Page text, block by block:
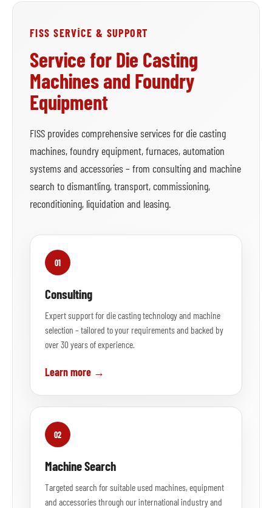
FISS SERVICE & SUPPORT
Service for Die Casting
Machines and Foundry
Equipment
FISS provides comprehensive services for die casting
machines, foundry equipment, furnaces, automation
systems and accessories – from consulting and machine
search to dismantling, transport, commissioning,
reconditioning, liquidation and leasing.
01
Consulting
Expert support for die casting technology and machine
selection – tailored to your requirements and backed by
over 30 years of experience.
Learn more →
02
Machine Search
Targeted search for suitable used machines, equipment
and accessories through our international industry and